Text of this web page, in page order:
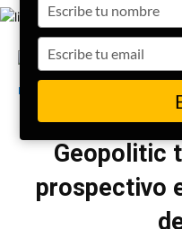
LISA Institute 10
Geopolitic
prospectivo
your
name
your
email